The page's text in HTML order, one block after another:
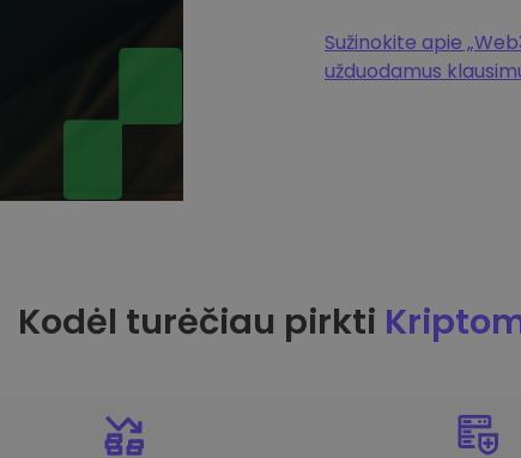
Sužinokite apie
užduodamus
Kodėl turėčiau pirkti